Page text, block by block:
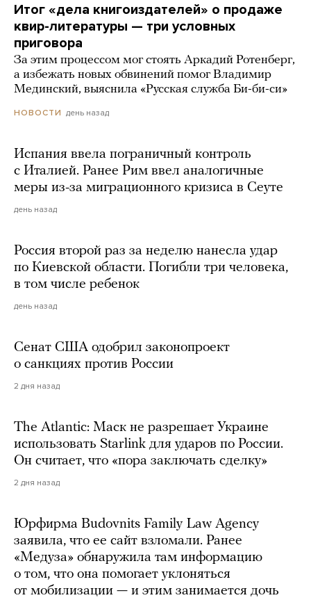
Итог «дела книгоиздателей» о продаже
квир-литературы — три условных
приговора
За этим процессом мог стоять Аркадий Ротенберг,
а избежать новых обвинений помог Владимир
Мединский, выяснила «Русская служба Би-би-си»
НОВОСТИ день назад
Испания ввела пограничный контроль
с Италией. Ранее Рим ввел аналогичные
меры из-за миграционного кризиса в Сеуте
день назад
Россия второй раз за неделю нанесла удар
по Киевской области. Погибли три человека,
в том числе ребенок
день назад
Сенат США одобрил законопроект
о санкциях против России
2 дня назад
The Atlantic: Маск не разрешает Украине
использовать Starlink для ударов по России.
Он считает, что «пора заключать сделку»
2 дня назад
Юрфирма Budovnits Family Law Agency
заявила, что ее сайт взломали. Ранее
«Медуза» обнаружила там информацию
о том, что она помогает уклоняться
от мобилизации — и этим занимается дочь